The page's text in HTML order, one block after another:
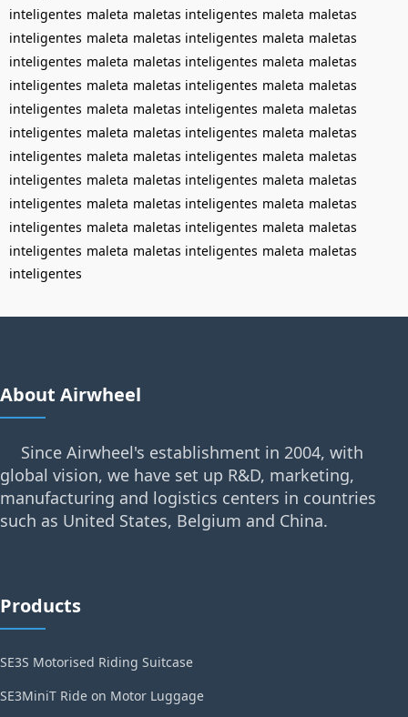
inteligentes maleta maletas inteligentes maleta maletas
inteligentes maleta maletas inteligentes maleta maletas
inteligentes maleta maletas inteligentes maleta maletas
inteligentes maleta maletas inteligentes maleta maletas
inteligentes maleta maletas inteligentes maleta maletas
inteligentes maleta maletas inteligentes maleta maletas
inteligentes maleta maletas inteligentes maleta maletas
inteligentes maleta maletas inteligentes maleta maletas
inteligentes maleta maletas inteligentes maleta maletas
inteligentes maleta maletas inteligentes maleta maletas
inteligentes maleta maletas inteligentes maleta maletas
inteligentes
About Airwheel
Since Airwheel's establishment in 2004, with
global vision, we have set up R&D, marketing,
manufacturing and logistics centers in countries
such as United States, Belgium and China.
Products
SE3S Motorised Riding Suitcase
SE3MiniT Ride on Motor Luggage